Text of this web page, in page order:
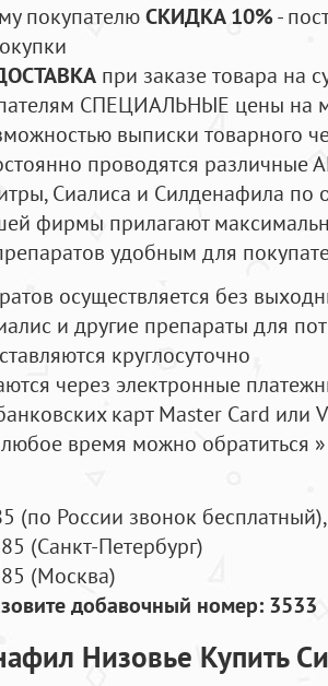
покупателюСКИДКА 10%-
при заказе товара на
СПЕЦИАЛЬНЫЕ цены на
выписки товарного
проводятся
Сиалиса и Силденафила по
фирмы прилагают
удобным для
осуществляется без
и другие препараты для
круглосуточно
через электронные
карт Master Card или
время можно обратиться
(по России звонок бесплатный),
(Санкт-Петербург)
(Москва)
добавочный номер: 3533
Низовье Купить